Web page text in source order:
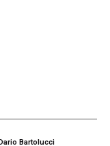
Bartolucci